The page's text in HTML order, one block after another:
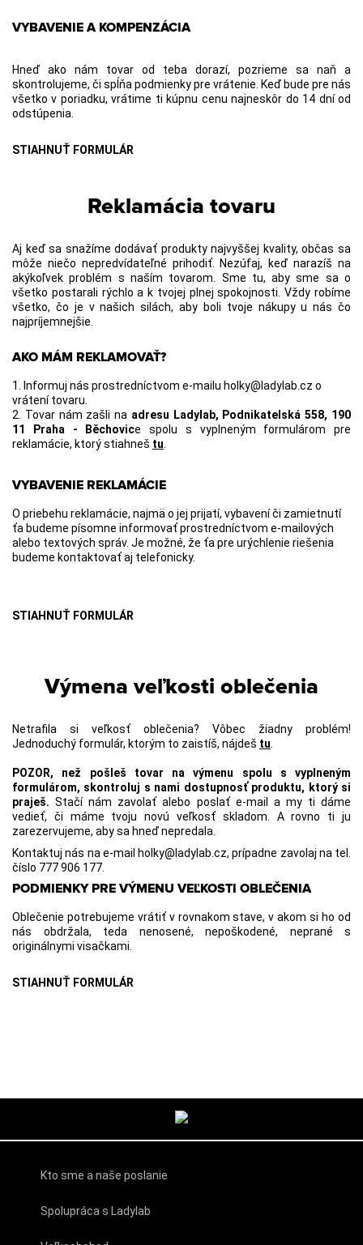
VYBAVENIE A KOMPENZÁCIA
Hneď ako nám tovar od teba dorazí, pozrieme sa naň a
skontrolujeme, či spĺňa podmienky pre vrátenie. Keď bude pre nás
všetko v poriadku, vrátime ti kúpnu cenu najneskôr do 14 dní od
odstúpenia.
STIAHNUŤ FORMULÁR
Reklamácia tovaru
Aj keď sa snažíme dodávať produkty najvyššej kvality, občas sa
môže niečo nepredvídateľné prihodiť. Nezúfaj, keď narazíš na
akýkoľvek problém s naším tovarom. Sme tu, aby sme sa o
všetko postarali rýchlo a k tvojej plnej spokojnosti. Vždy robíme
všetko, čo je v našich silách, aby boli tvoje nákupy u nás čo
najpríjemnejšie.
AKO MÁM REKLAMOVAŤ?
1. Informuj nás prostredníctvom e-mailu holky@ladylab.cz o
vrátení tovaru.
2. Tovar nám zašli na adresu Ladylab, Podnikatelská 558, 190
11 Praha - Běchovice spolu s vyplneným formulárom pre
reklamácie, ktorý stiahneš tu
VYBAVENIE REKLAMÁCIE
O priebehu reklamácie, najmä o jej prijatí, vybavení či zamietnutí
ťa budeme písomne informovať prostredníctvom e-mailových
alebo textových správ. Je možné, že ťa pre urýchlenie riešenia
budeme kontaktovať aj telefonicky.
STIAHNUŤ FORMULÁR
Výmena veľkosti oblečenia
Netrafila si veľkosť oblečenia? Vôbec žiadny problém!
Jednoduchý formulár, ktorým to zaistíš, nájdeš tu
POZOR, než pošleš tovar na výmenu spolu s vyplneným
formulárom, skontroluj s nami dostupnosť produktu, ktorý si
praješ. Stačí nám zavolať alebo poslať e-mail a my ti dáme
vedieť, či máme tvoju novú veľkosť skladom. A rovno ti ju
zarezervujeme, aby sa hneď nepredala.
Kontaktuj nás na e-mail holky@ladylab.cz, prípadne zavolaj na tel.
číslo 777 906 177.
PODMIENKY PRE VÝMENU VEĽKOSTI OBLEČENIA
Oblečenie potrebujeme vrátiť v rovnakom stave, v akom si ho od
nás obdržala, teda nenosené, nepoškodené, neprané s
originálnymi visačkami.
STIAHNUŤ FORMULÁR
Kto sme a naše poslanie
Spolupráca s Ladylab